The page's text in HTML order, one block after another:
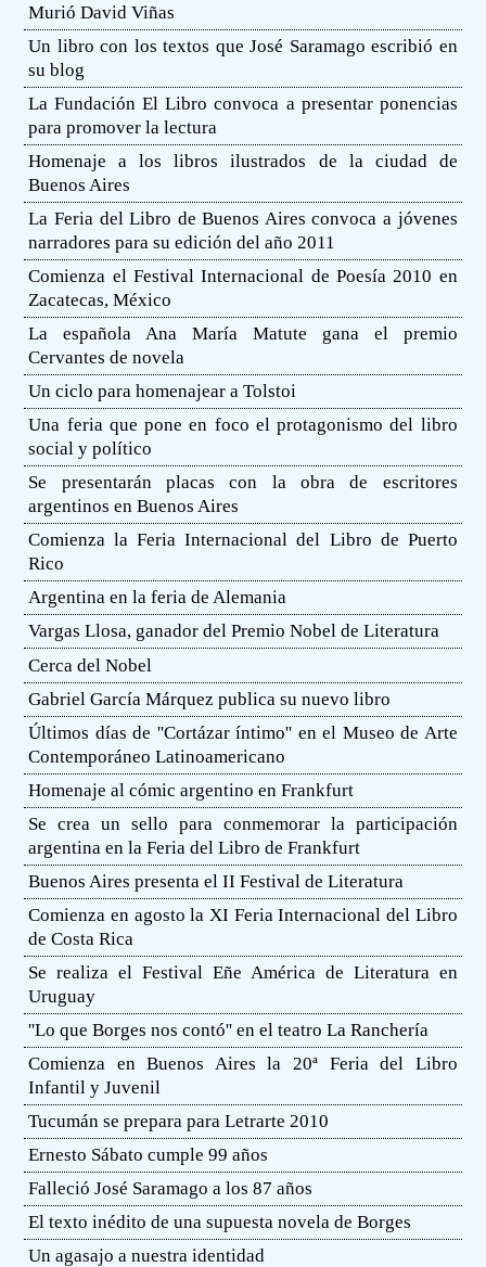
Murió David Viñas
Un libro con los textos que José Saramago escribió en
su blog
La Fundación El Libro convoca a presentar ponencias
para promover la lectura
Homenaje a los libros ilustrados de la ciudad de
Buenos Aires
La Feria del Libro de Buenos Aires convoca a jóvenes
narradores para su edición del año 2011
Comienza el Festival Internacional de Poesía 2010 en
Zacatecas, México
La española Ana María Matute gana el premio
Cervantes de novela
Un ciclo para homenajear a Tolstoi
Una feria que pone en foco el protagonismo del libro
social y político
Se presentarán placas con la obra de escritores
argentinos en Buenos Aires
Comienza la Feria Internacional del Libro de Puerto
Rico
Argentina en la feria de Alemania
Vargas Llosa, ganador del Premio Nobel de Literatura
Cerca del Nobel
Gabriel García Márquez publica su nuevo libro
Últimos días de ''Cortázar íntimo'' en el Museo de Arte
Contemporáneo Latinoamericano
Homenaje al cómic argentino en Frankfurt
Se crea un sello para conmemorar la participación
argentina en la Feria del Libro de Frankfurt
Buenos Aires presenta el II Festival de Literatura
Comienza en agosto la XI Feria Internacional del Libro
de Costa Rica
Se realiza el Festival Eñe América de Literatura en
Uruguay
''Lo que Borges nos contó'' en el teatro La Ranchería
Comienza en Buenos Aires la 20ª Feria del Libro
Infantil y Juvenil
Tucumán se prepara para Letrarte 2010
Ernesto Sábato cumple 99 años
Falleció José Saramago a los 87 años
El texto inédito de una supuesta novela de Borges
Un agasajo a nuestra identidad